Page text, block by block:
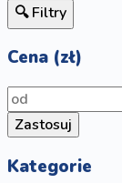
🔍 Filtry
Cena (zł)
Zastosuj
Kategorie